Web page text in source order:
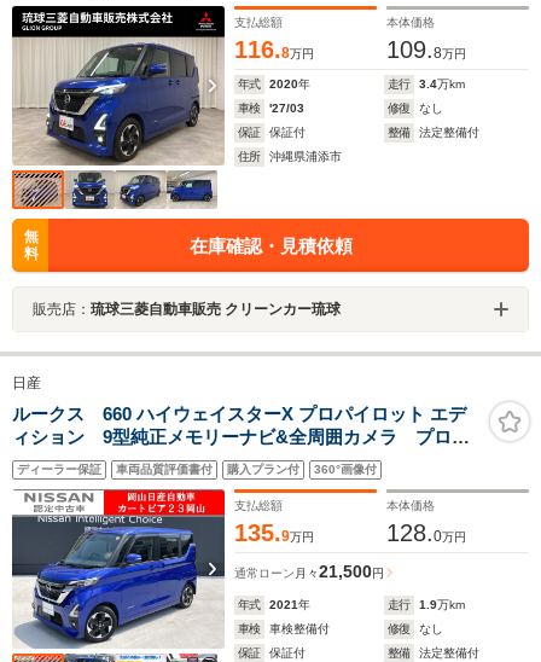
トロール
支払総額
116.8万円
本体価格
109.8万円
年式 2020年 走行 3.4万km
車検
'27/03 修復
なし
保証
保証付 整備
法定整備付
住所
沖縄県浦添市
無
料
在庫確認・見積依頼
販売店： 琉球三菱自動車販売 クリーンカー琉球
日産
ルークス 660 ハイウェイスターX プロパイロット エデ
ィション 9型純正メモリーナビ&全周囲カメラ プロパ
イロット SOSコール ハンズフリーオートスライドド
ア両側 アダプティブヘッドライト USB電源 衝突被
害軽減装置 踏み間違い防止 禁煙車 日産ワイド保障1
ディーラー保証 車両品質評価書付 購入プラン付 360°画像付
支払総額
135.9万円
本体価格
128.0万円
通常ローン 月々21,500円
年式 2021年 走行 1.9万km
車検
車検整備付 修復
なし
保証
保証付 整備
法定整備付